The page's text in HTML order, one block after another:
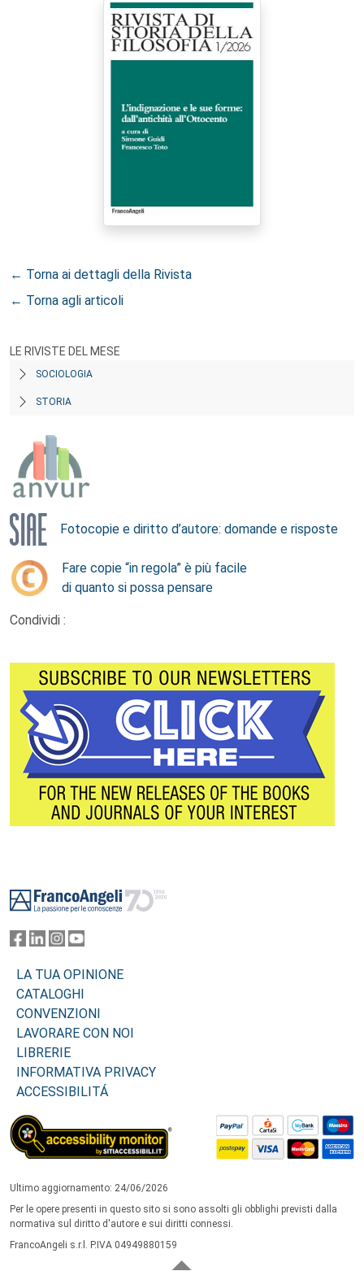
← Torna ai dettagli della Rivista
← Torna agli articoli
LE RIVISTE DEL MESE
SOCIOLOGIA
STORIA
Fotocopie e diritto d’autore: domande e risposte
Fare copie “in regola” è più facile
di quanto si possa pensare
Condividi :
LA TUA OPINIONE
CATALOGHI
CONVENZIONI
LAVORARE CON NOI
LIBRERIE
INFORMATIVA PRIVACY
ACCESSIBILITÁ
Ultimo aggiornamento: 24/06/2026
Per le opere presenti in questo sito si sono assolti gli obblighi previsti dalla
normativa sul diritto d'autore e sui diritti connessi.
FrancoAngeli s.r.l. P.IVA 04949880159